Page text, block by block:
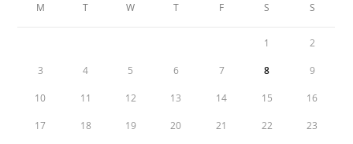
M T W T F S S
1 2
3 4 5 6 7 8 9
10 11 12 13 14 15 16
17 18 19 20 21 22 23